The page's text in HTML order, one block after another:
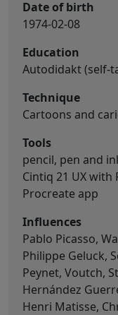
Date of birth
1974-02-08
Education
Autodidakt (self-
Technique
Cartoons and
Tools
pencil, pen and
Cintiq 21 UX
Procreate app
Influences
Pablo Picasso,
Philippe Geluck,
Peynet, Voutch,
Hernández
Henri Matisse,